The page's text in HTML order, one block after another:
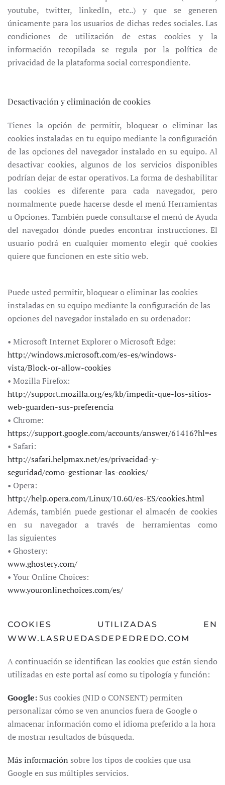
youtube, twitter, linkedIn, etc..) y que se generen
únicamente para los usuarios de dichas redes sociales. Las
condiciones de utilización de estas cookies y la
información recopilada se regula por la política de
privacidad de la plataforma social correspondiente.
Desactivación y eliminación de cookies
Tienes la opción de permitir, bloquear o eliminar las
cookies instaladas en tu equipo mediante la configuración
de las opciones del navegador instalado en su equipo. Al
desactivar cookies, algunos de los servicios disponibles
podrían dejar de estar operativos. La forma de deshabilitar
las cookies es diferente para cada navegador, pero
normalmente puede hacerse desde el menú Herramientas
u Opciones. También puede consultarse el menú de Ayuda
del navegador dónde puedes encontrar instrucciones. El
usuario podrá en cualquier momento elegir qué cookies
quiere que funcionen en este sitio web.
Puede usted permitir, bloquear o eliminar las cookies
instaladas en su equipo mediante la configuración de las
opciones del navegador instalado en su ordenador:
• Microsoft Internet Explorer o Microsoft Edge:
http://windows.microsoft.com/es-es/windows-
vista/Block-or-allow-cookies
• Mozilla Firefox:
http://support.mozilla.org/es/kb/impedir-que-los-sitios-
web-guarden-sus-preferencia
• Chrome:
https://support.google.com/accounts/answer/61416?hl=es
• Safari:
http://safari.helpmax.net/es/privacidad-y-
seguridad/como-gestionar-las-cookies/
• Opera:
http://help.opera.com/Linux/10.60/es-ES/cookies.html
Además, también puede gestionar el almacén de cookies
en su navegador a través de herramientas como
las siguientes
• Ghostery:
www.ghostery.com/
• Your Online Choices:
www.youronlinechoices.com/es/
COOKIES UTILIZADAS EN
WWW.LASRUEDASDEPEDREDO.COM
A continuación se identifican las cookies que están siendo
utilizadas en este portal así como su tipología y función:
Google: Sus cookies (NID o CONSENT) permiten
personalizar cómo se ven anuncios fuera de Google o
almacenar información como el idioma preferido a la hora
de mostrar resultados de búsqueda.
Más información sobre los tipos de cookies que usa
Google en sus múltiples servicios.